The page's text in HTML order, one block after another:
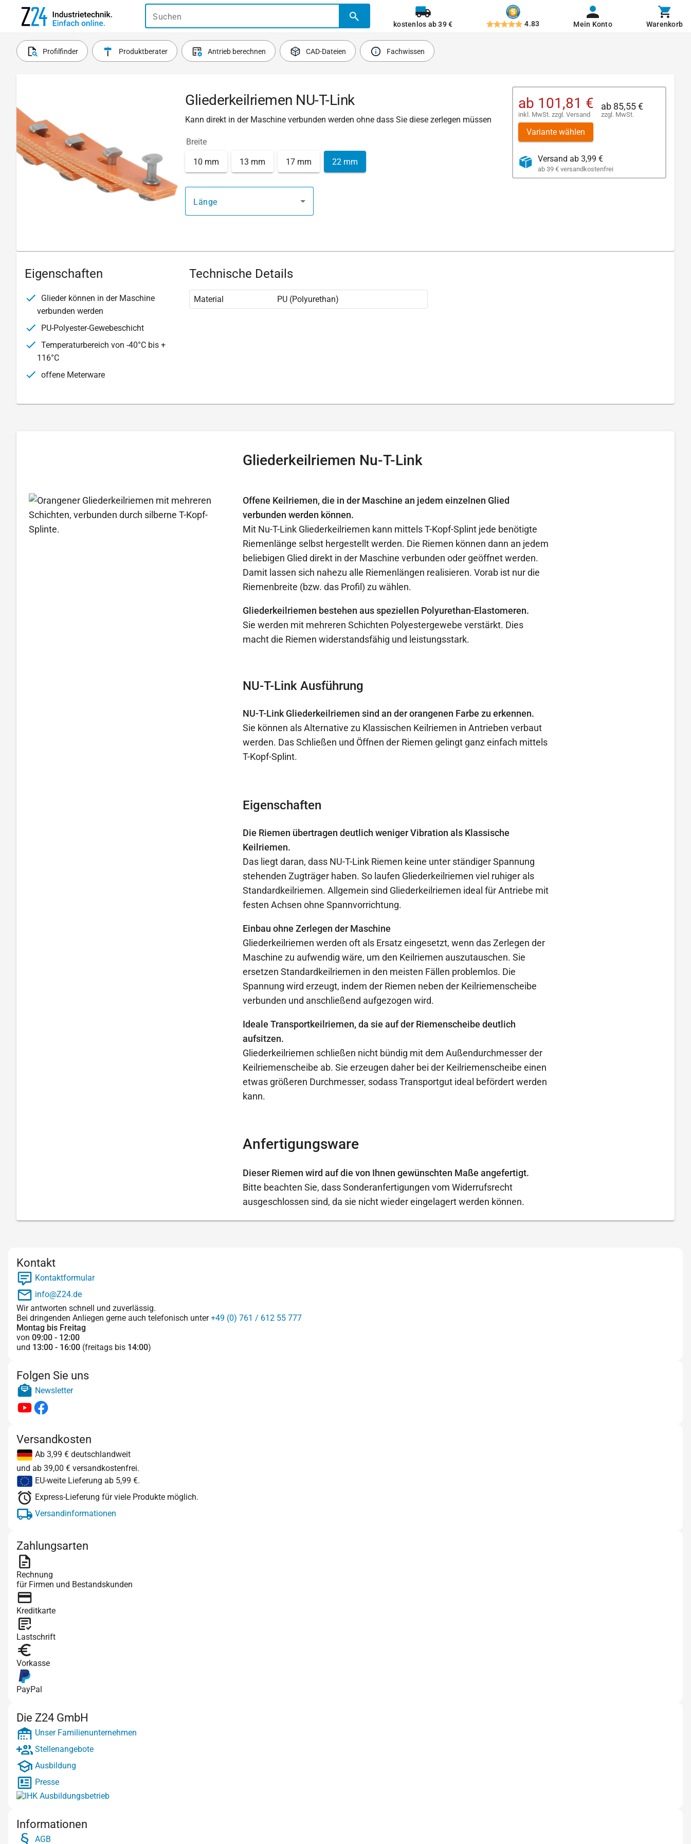
Suchen
kostenlos ab 39 € 4.83 Mein Konto Warenkorb
Profilfinder Produktberater Antrieb berechnen CAD-Dateien Fachwissen
Gliederkeilriemen NU-T-Link
Kann direkt in der Maschine verbunden werden ohne dass Sie diese zerlegen müssen
Breite
10 mm 13 mm 17 mm 22 mm
Länge
ab 101,81 €
inkl. MwSt. zzgl. Versand
ab 85,55 €
zzgl. MwSt.
Variante wählen
Versand ab 3,99 €
ab 39 € versandkostenfrei
Eigenschaften
Glieder können in der Maschine
verbunden werden
PU-Polyester-Gewebeschicht
Temperaturbereich von -40°C bis +
116°C
offene Meterware
Technische Details
Material PU (Polyurethan)
Gliederkeilriemen Nu-T-Link
Offene Keilriemen, die in der Maschine an jedem einzelnen Glied
verbunden werden können.
Mit Nu-T-Link Gliederkeilriemen kann mittels T-Kopf-Splint jede benötigte
Riemenlänge selbst hergestellt werden. Die Riemen können dann an jedem
beliebigen Glied direkt in der Maschine verbunden oder geöffnet werden.
Damit lassen sich nahezu alle Riemenlängen realisieren. Vorab ist nur die
Riemenbreite (bzw. das Profil) zu wählen.
Gliederkeilriemen bestehen aus speziellen Polyurethan-Elastomeren.
Sie werden mit mehreren Schichten Polyestergewebe verstärkt. Dies
macht die Riemen widerstandsfähig und leistungsstark.
NU-T-Link Ausführung
NU-T-Link Gliederkeilriemen sind an der orangenen Farbe zu erkennen.
Sie können als Alternative zu Klassischen Keilriemen in Antrieben verbaut
werden. Das Schließen und Öffnen der Riemen gelingt ganz einfach mittels
T-Kopf-Splint.
Eigenschaften
Die Riemen übertragen deutlich weniger Vibration als Klassische
Keilriemen.
Das liegt daran, dass NU-T-Link Riemen keine unter ständiger Spannung
stehenden Zugträger haben. So laufen Gliederkeilriemen viel ruhiger als
Standardkeilriemen. Allgemein sind Gliederkeilriemen ideal für Antriebe mit
festen Achsen ohne Spannvorrichtung.
Einbau ohne Zerlegen der Maschine
Gliederkeilriemen werden oft als Ersatz eingesetzt, wenn das Zerlegen der
Maschine zu aufwendig wäre, um den Keilriemen auszutauschen. Sie
ersetzen Standardkeilriemen in den meisten Fällen problemlos. Die
Spannung wird erzeugt, indem der Riemen neben der Keilriemenscheibe
verbunden und anschließend aufgezogen wird.
Ideale Transportkeilriemen, da sie auf der Riemenscheibe deutlich
aufsitzen.
Gliederkeilriemen schließen nicht bündig mit dem Außendurchmesser der
Keilriemenscheibe ab. Sie erzeugen daher bei der Keilriemenscheibe einen
etwas größeren Durchmesser, sodass Transportgut ideal befördert werden
kann.
Anfertigungsware
Dieser Riemen wird auf die von Ihnen gewünschten Maße angefertigt.
Bitte beachten Sie, dass Sonderanfertigungen vom Widerrufsrecht
ausgeschlossen sind, da sie nicht wieder eingelagert werden können.
Kontakt
Kontaktformular
info@Z24.de
Wir antworten schnell und zuverlässig.
Bei dringenden Anliegen gerne auch telefonisch unter+49 (0) 761 / 612 55 777
Montag bis Freitag
von 09:00 - 12:00
und 13:00 - 16:00 (freitags bis 14:00)
Folgen Sie uns
Newsletter
Versandkosten
Ab 3,99 € deutschlandweit
und ab 39,00 € versandkostenfrei.
EU-weite Lieferung ab 5,99 €.
Express-Lieferung für viele Produkte möglich.
Versandinformationen
Zahlungsarten
Rechnung
für Firmen und Bestandskunden
Kreditkarte
Lastschrift
Vorkasse
PayPal
Die Z24 GmbH
Unser Familienunternehmen
Stellenangebote
Ausbildung
Presse
Informationen
AGB